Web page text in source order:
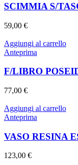
SCIMMIA S/
59,00 €
Aggiungi al carrello
Anteprima
F/LIBRO
77,00 €
Aggiungi al carrello
Anteprima
VASO RESINA
123,00 €